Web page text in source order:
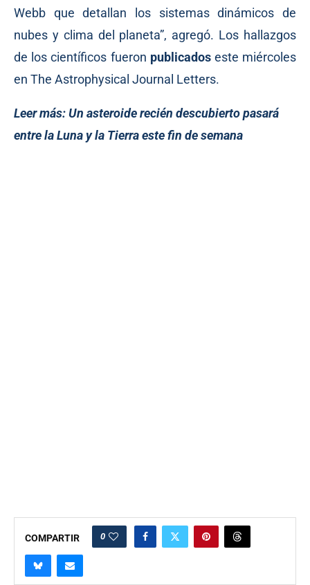
Webb que detallan los sistemas dinámicos de
nubes y clima del planeta”, agregó. Los hallazgos
de los científicos fueron publicadoseste miércoles
en The Astrophysical Journal Letters.
Leer más:Un asteroide recién descubierto pasará
entre la Luna y la Tierra este fin de semana
COMPARTIR 0